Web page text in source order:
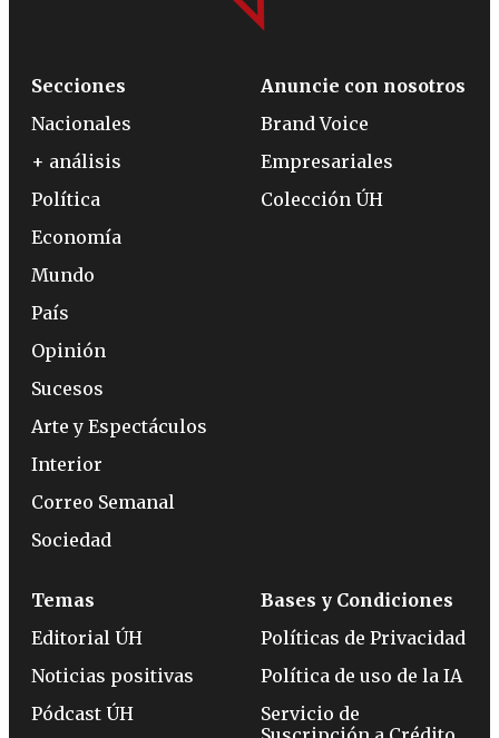
Secciones
Nacionales
+ análisis
Política
Economía
Mundo
País
Opinión
Sucesos
Arte y Espectáculos
Interior
Correo Semanal
Sociedad
Anuncie con nosotros
Brand Voice
Empresariales
Colección ÚH
Temas
Editorial ÚH
Noticias positivas
Pódcast ÚH
Bases y Condiciones
Políticas de Privacidad
Política de uso de la IA
Servicio de